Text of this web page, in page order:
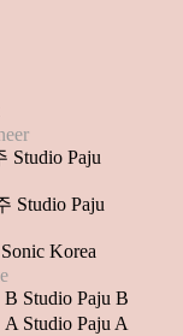
Studio Paju
Studio Paju
Korea
Studio Paju B
Studio Paju A